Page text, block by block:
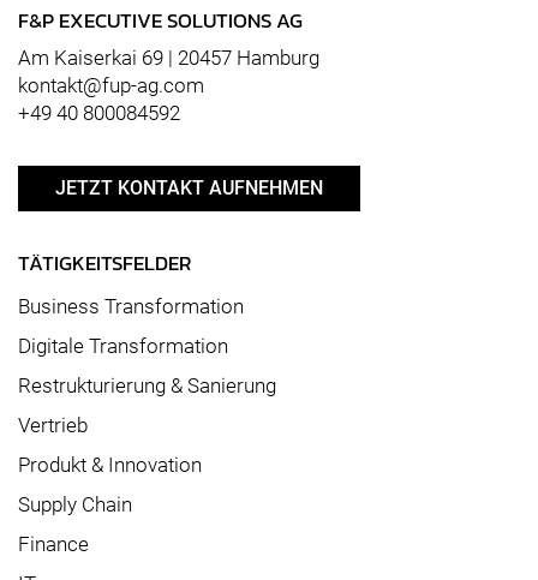
F&P EXECUTIVE SOLUTIONS AG
Am Kaiserkai 69 | 20457 Hamburg
kontakt@fup-ag.com
+49 40 800084592
JETZT KONTAKT AUFNEHMEN
TÄTIGKEITSFELDER
Business Transformation
Digitale Transformation
Restrukturierung & Sanierung
Vertrieb
Produkt & Innovation
Supply Chain
Finance